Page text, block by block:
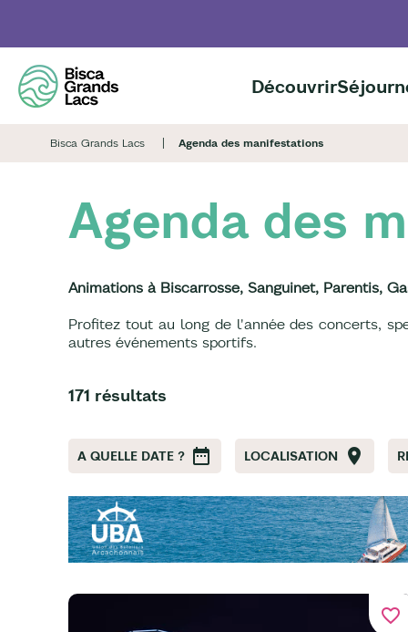
contenu
principal
Découvrir
Bisca Grands Lacs Agenda des manifestations
Agenda des
Animations à Biscarrosse, Sanguinet, Parentis,
Profitez tout au long de l'année des concerts,
autres événements sportifs.
171 résultats
A QUELLE DATE ? LOCALISATION
favorite_border